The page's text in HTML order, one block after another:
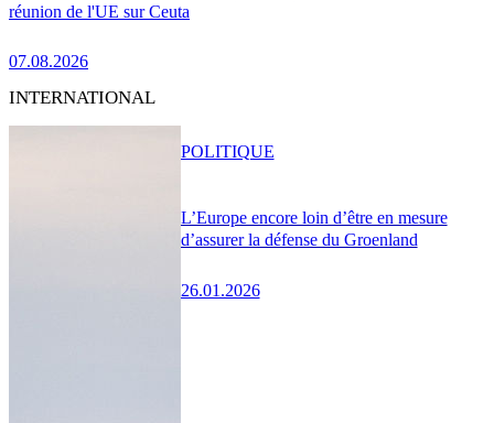
réunion de l'UE sur Ceuta
07.08.2026
INTERNATIONAL
L’Europe encore loin d’être en mesure
d’assurer la défense du Groenland
26.01.2026
POLITIQUE